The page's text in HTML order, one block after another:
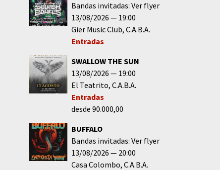
Bandas invitadas: Ver flyer
13/08/2026
19:00
Gier Music Club C.A.B.A.
Entradas
SWALLOW THE SUN
13/08/2026
19:00
El Teatrito C.A.B.A.
Entradas
desde 90.000,00
BUFFALO
Bandas invitadas: Ver flyer
13/08/2026
20:00
Casa Colombo C.A.B.A.